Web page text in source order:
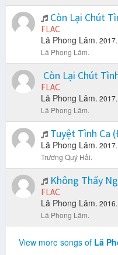
Còn Lại Chút
FLAC
Lã Phong Lâm. 2017.
Lã Phong Lâm.
Còn Lại Chút
FLAC
Lã Phong Lâm. 2017.
Lã Phong Lâm.
Tuyệt Tình Ca
Lã Phong Lâm. 2017.
Trương Quý Hải.
Không Thấy
FLAC
Lã Phong Lâm. 2016.
Lã Phong Lâm.
View more songs of Lã